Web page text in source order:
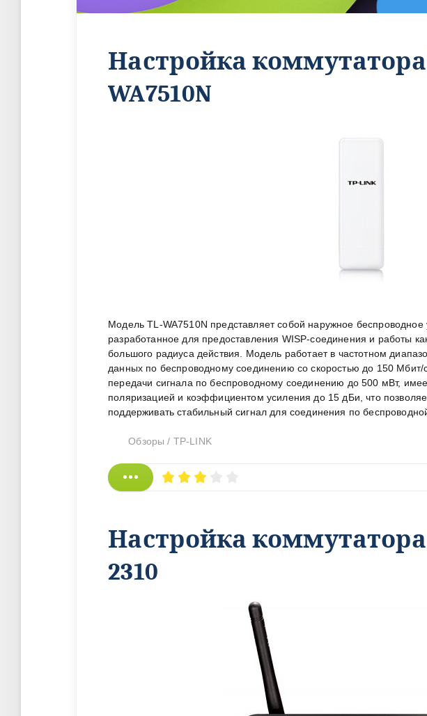
Настройка коммутатора
WA7510N
Модель TL-WA7510N представляет собой наружное беспроводное
разработанное для предоставления WISP-соединения и работы
большого радиуса действия. Модель работает в частотном
данных по беспроводному соединению со скоростью до 150 Мбит/
передачи сигнала по беспроводному соединению до 500 мВт,
поляризацией и коэффициентом усиления до 15 дБи, что
поддерживать стабильный сигнал для соединения по
Обзоры / TP-LINK
Настройка коммутатора
2310